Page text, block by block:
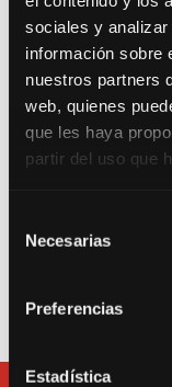
sociales y
información sobre
nuestros partners
web, quienes
que les haya
partir del uso que
Necesarias
Preferencias
Estadística
Trabajamos por
nuestro
Entrada como
Canarias 16.